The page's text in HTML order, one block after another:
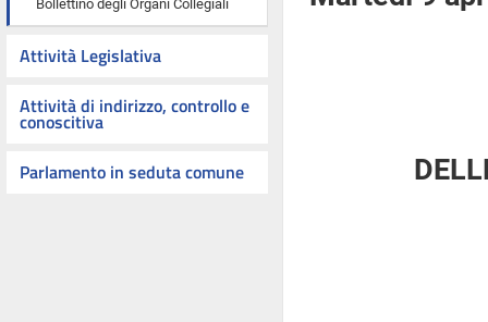
Bollettino degli Organi Collegiali
Attività Legislativa
Attività di indirizzo, controllo e
conoscitiva
Parlamento in seduta comune